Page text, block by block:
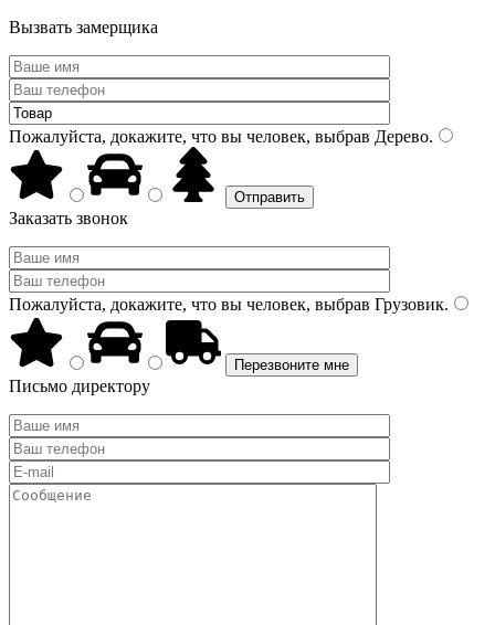
Вызвать замерщика
Пожалуйста, докажите, что вы человек, выбрав Дерево.
Заказать звонок
Пожалуйста, докажите, что вы человек, выбрав Грузовик.
Письмо директору